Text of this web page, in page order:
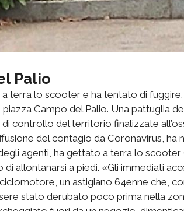
Palio
terra lo scooter e ha tentato di
Campo del Palio. Una pattuglia
controllo del territorio finalizzate
del contagio da Coronavirus, ha
agenti, ha gettato a terra lo scooter
allontanarsi a piedi. «Gli immediati
un astigiano 64enne che,
stato derubato poco prima nella